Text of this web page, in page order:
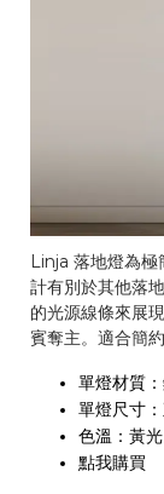
Linja 落地燈為極
計有別於其他落
的光源線條來展
賓奪主。適合簡
單燈材質
單燈尺寸
色溫：黃
點我購買